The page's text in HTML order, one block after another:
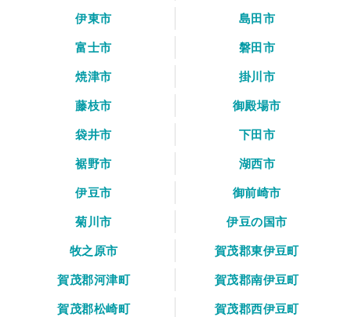
伊東市
島田市
富士市
磐田市
焼津市
掛川市
藤枝市
御殿場市
袋井市
下田市
裾野市
湖西市
伊豆市
御前崎市
菊川市
伊豆の国市
牧之原市
賀茂郡東伊豆町
賀茂郡河津町
賀茂郡南伊豆町
賀茂郡松崎町
賀茂郡西伊豆町